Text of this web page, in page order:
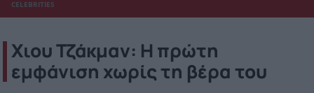
CELEBRITIES
Χιου Τζάκμαν: Η πρώτη
εμφάνιση χωρίς τη βέρα του